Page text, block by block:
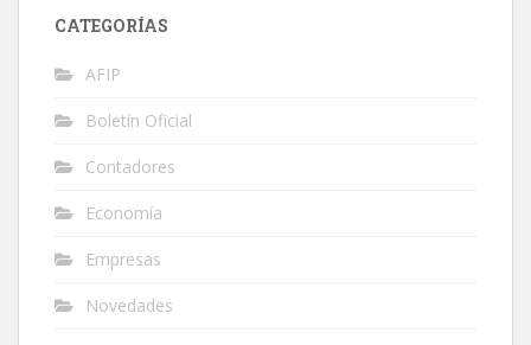
CATEGORÍAS
AFIP
Boletín Oficial
Contadores
Economía
Empresas
Novedades